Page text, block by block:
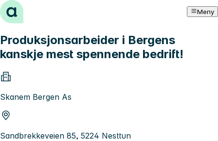
Hopp til innhold Meny
Produksjonsarbeider i Bergens
kanskje mest spennende bedrift!
Skanem Bergen As
Sandbrekkeveien 85, 5224 Nesttun